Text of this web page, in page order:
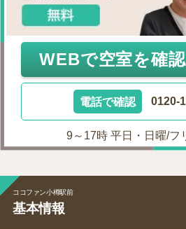
WEBで空室を確
電話で確認 0120-
9～17時 平日・日曜/フ
ココファン小樽駅前
基本情報